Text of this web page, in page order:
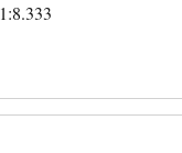
1:8.333